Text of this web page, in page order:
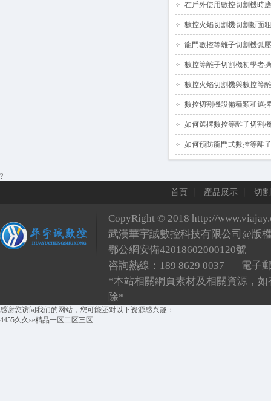
在戶外使用數控切割機時
數控火焰切割機切割斷面
龍門數控等離子切割機弧
數控等離子切割機初學者
數控火焰切割機與數控等
數控切割機設備種類和選擇
如何選擇數控等離子切割
如何預防龍門式數控等離
?
首頁 產品展示 切
CopyRight © 2018 http://
武漢華宇誠數控科技有限公司@版
鄂公網安備42018602000120號
咨詢熱線：189 8629 0037 電子
*本站相關網頁素材及相關資源，
除*
感谢您访问我们的网站，您可能还对以下资源感兴趣：
4455久久se精品一区二区三区